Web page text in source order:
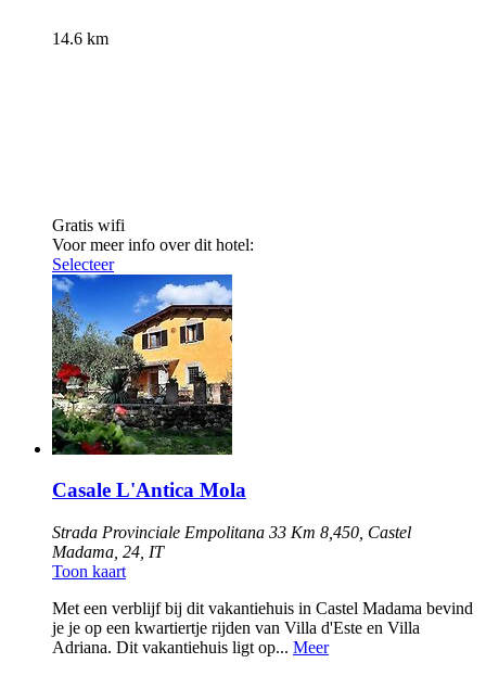
14.6 km
Gratis wifi
Voor meer info over dit hotel:
Selecteer
Casale L'Antica Mola
Strada Provinciale Empolitana 33 Km 8,450, Castel
Madama, 24, IT
Toon kaart
Met een verblijf bij dit vakantiehuis in Castel Madama bevind
je je op een kwartiertje rijden van Villa d'Este en Villa
Adriana. Dit vakantiehuis ligt op... Meer